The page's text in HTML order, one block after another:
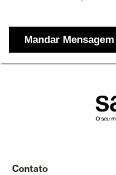
Contato